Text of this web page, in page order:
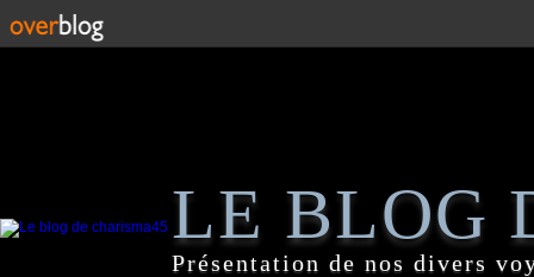
LE BLOG
Présentation de nos divers